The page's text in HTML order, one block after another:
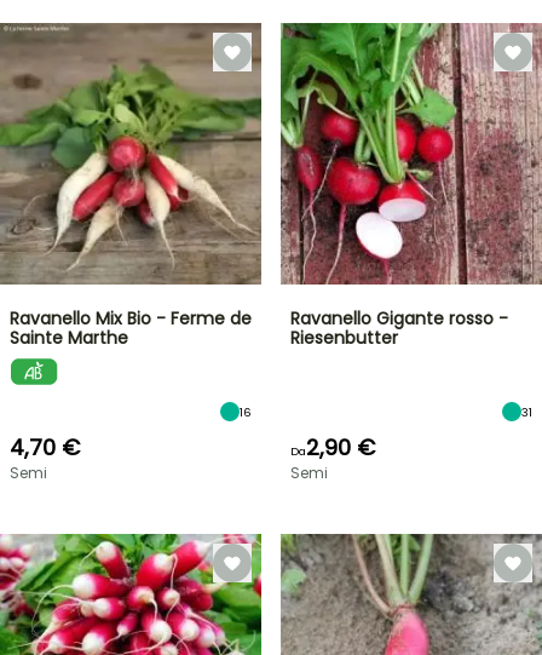
VENDITA
FLASH
FINO
AL
30%
Ravanello Mix Bio - Ferme de
Sainte Marthe
16
4,70 €
Semi
Ravanello Gigante rosso -
Riesenbutter
31
Da2,90 €
Semi